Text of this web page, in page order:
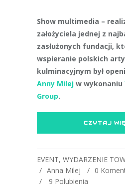
Show multimedia –
założyciela jednej z
zasłużonych fundacji,
wspieranie polskich
kulminacyjnym był
Anny Milej w wykonaniu
Group.
CZYTAJ
EVENT, WYDARZENIE
Anna Milej
0
9 Polubienia